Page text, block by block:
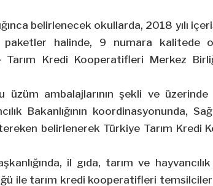
belirlenecek okullarda, 2018 yılı
halinde, 9 numara kalitede
Kredi Kooperatifleri Merkez
üzüm ambalajlarının şekli ve
Bakanlığının koordinasyonunda,
belirlenerek Türkiye Tarım Kredi
il gıda, tarım ve
ile tarım kredi kooperatifleri